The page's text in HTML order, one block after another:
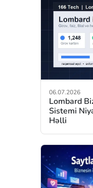
06.07.2026
Lombard
Sistemi
Həlli